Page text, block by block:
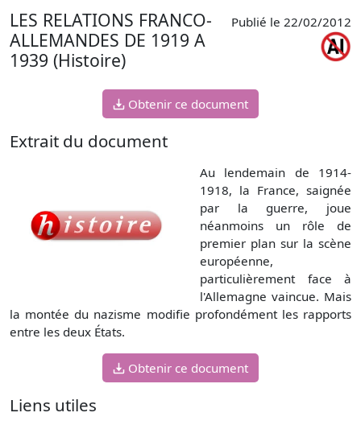
LES RELATIONS FRANCO-
ALLEMANDES DE 1919 A
1939 (Histoire)
Publié le 22/02/2012
Obtenir ce document
Extrait du document
Au lendemain de 1914-
1918, la France, saignée
par la guerre, joue
néanmoins un rôle de
premier plan sur la scène
européenne,
particulièrement face à
l'Allemagne vaincue. Mais
la montée du nazisme modifie profondément les rapports
entre les deux États.
Obtenir ce document
Liens utiles